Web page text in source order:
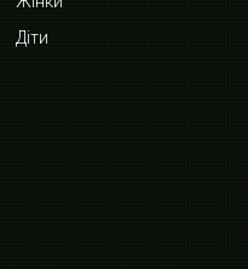
Діти